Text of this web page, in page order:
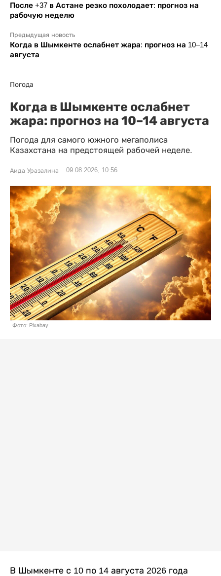
После +37 в Астане резко похолодает: прогноз на
рабочую неделю
Предыдущая новость
Когда в Шымкенте ослабнет жара: прогноз на 10–14
августа
Погода
Когда в Шымкенте ослабнет
жара: прогноз на 10–14 августа
Погода для самого южного мегаполиса
Казахстана на предстоящей рабочей неделе.
Аида Уразалина 09.08.2026, 10:56
Фото: Pixabay
В Шымкенте с 10 по 14 августа 2026 года